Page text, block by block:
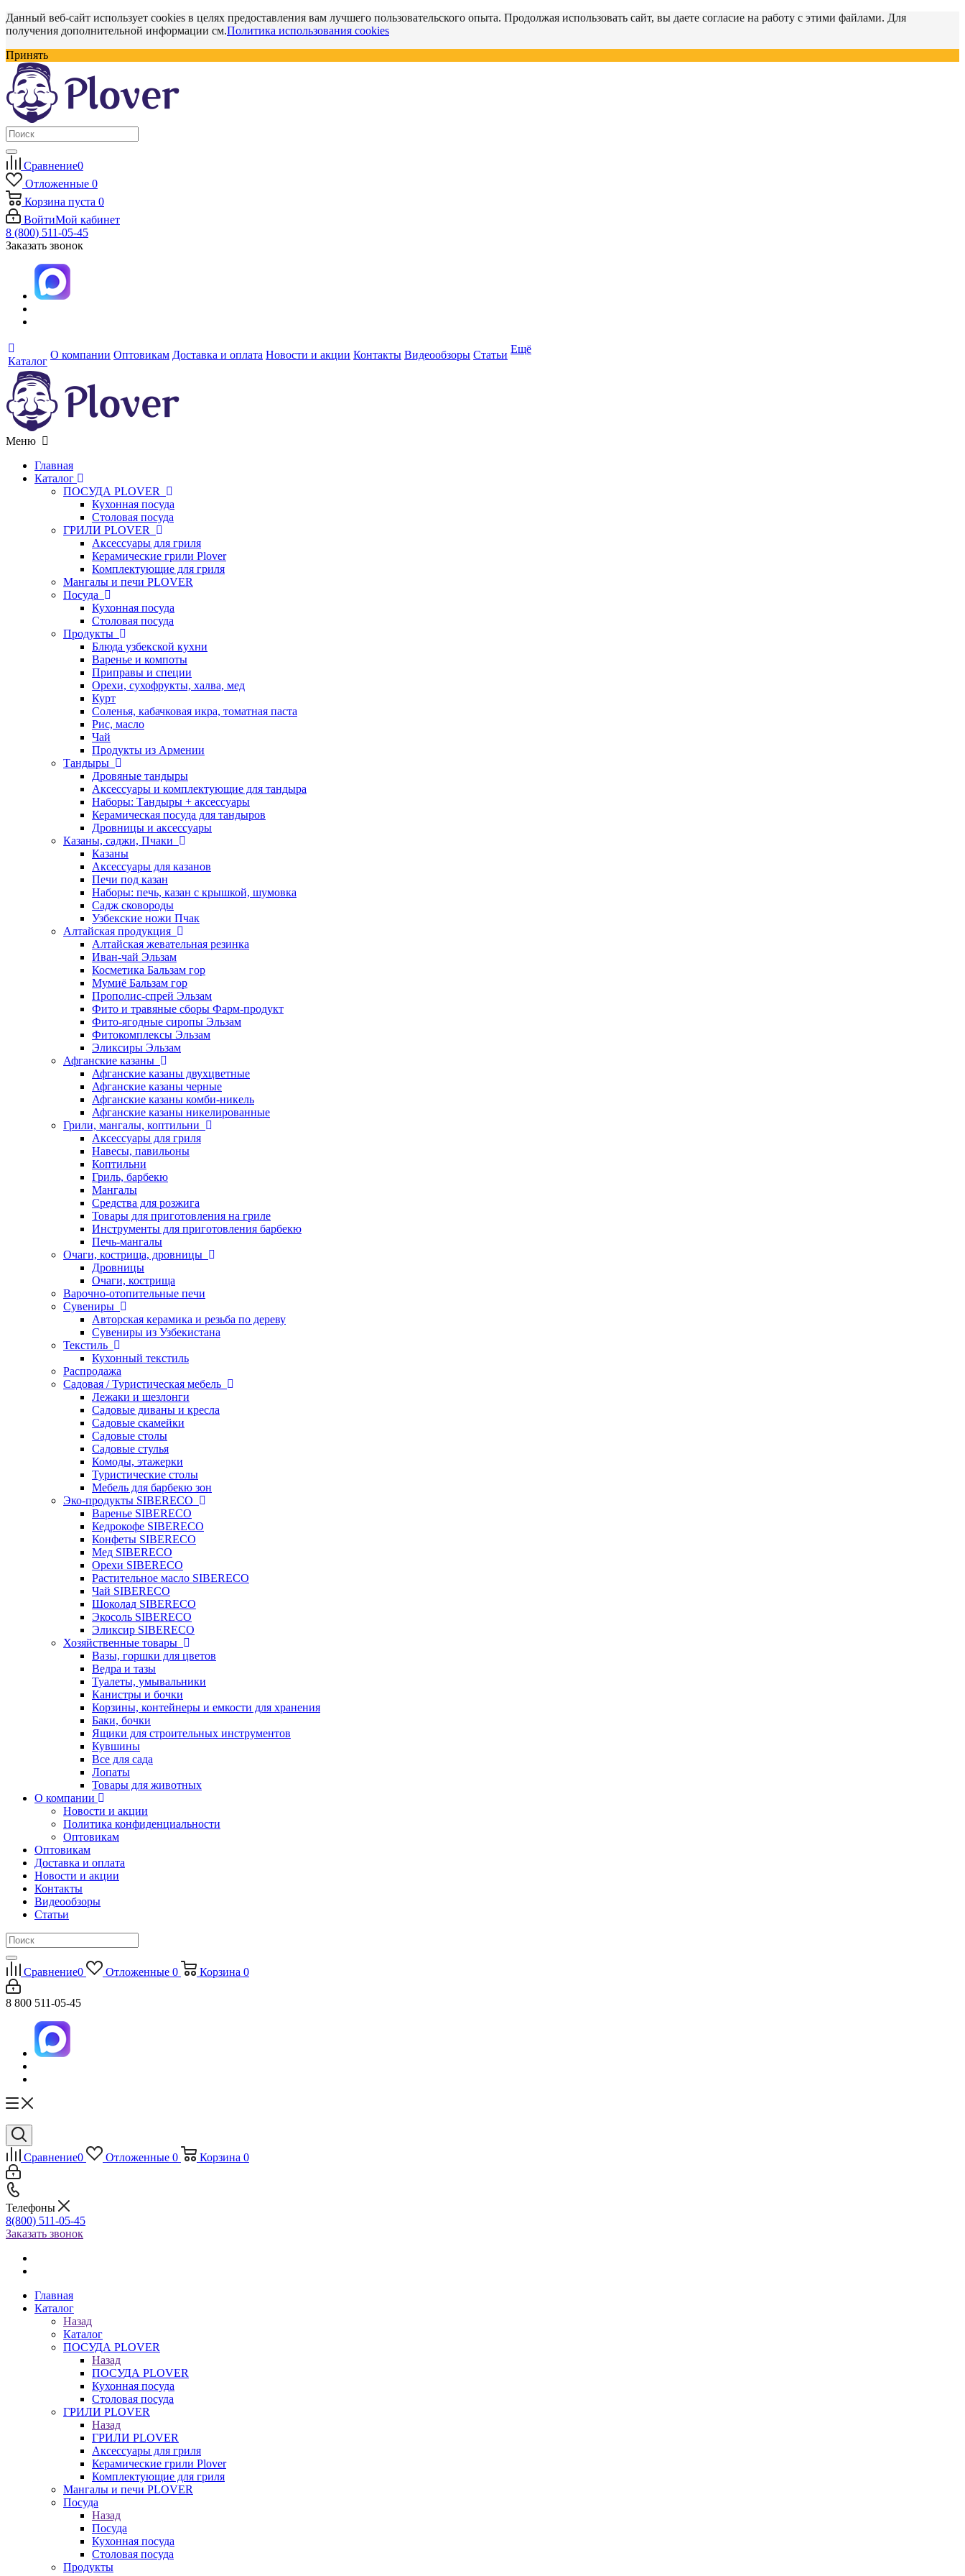
Данный веб-сайт использует cookies в целях предоставления вам лучшего пользовательского опыта. Продолжая использовать сайт, вы даете согласие на работу с этими файлами. Для
получения дополнительной информации см.Политика использования cookies
Принять
Сравнение0
Отложенные 0
Корзина пуста 0
ВойтиМой кабинет
8 (800) 511-05-45
Заказать звонок
Каталог
О компании Оптовикам Доставка и оплата Новости и акции Контакты Видеообзоры Статьи Ещё
Меню
Главная
Каталог
ПОСУДА PLOVER
Кухонная посуда
Столовая посуда
ГРИЛИ PLOVER
Аксессуары для гриля
Керамические грили Plover
Комплектующие для гриля
Мангалы и печи PLOVER
Посуда
Кухонная посуда
Столовая посуда
Продукты
Блюда узбекской кухни
Варенье и компоты
Приправы и специи
Орехи, сухофрукты, халва, мед
Курт
Соленья, кабачковая икра, томатная паста
Рис, масло
Чай
Продукты из Армении
Тандыры
Дровяные тандыры
Аксессуары и комплектующие для тандыра
Наборы: Тандыры + аксессуары
Керамическая посуда для тандыров
Дровницы и аксессуары
Казаны, саджи, Пчаки
Казаны
Аксессуары для казанов
Печи под казан
Наборы: печь, казан с крышкой, шумовка
Садж сковороды
Узбекские ножи Пчак
Алтайская продукция
Алтайская жевательная резинка
Иван-чай Эльзам
Косметика Бальзам гор
Мумиё Бальзам гор
Прополис-спрей Эльзам
Фито и травяные сборы Фарм-продукт
Фито-ягодные сиропы Эльзам
Фитокомплексы Эльзам
Эликсиры Эльзам
Афганские казаны
Афганские казаны двухцветные
Афганские казаны черные
Афганские казаны комби-никель
Афганские казаны никелированные
Грили, мангалы, коптильни
Аксессуары для гриля
Навесы, павильоны
Коптильни
Гриль, барбекю
Мангалы
Средства для розжига
Товары для приготовления на гриле
Инструменты для приготовления барбекю
Печь-мангалы
Очаги, кострища, дровницы
Дровницы
Очаги, кострища
Варочно-отопительные печи
Сувениры
Авторская керамика и резьба по дереву
Сувениры из Узбекистана
Текстиль
Кухонный текстиль
Распродажа
Садовая / Туристическая мебель
Лежаки и шезлонги
Садовые диваны и кресла
Садовые скамейки
Садовые столы
Садовые стулья
Комоды, этажерки
Туристические столы
Мебель для барбекю зон
Эко-продукты SIBERECO
Варенье SIBERECO
Кедрокофе SIBERECO
Конфеты SIBERECO
Мед SIBERECO
Орехи SIBERECO
Растительное масло SIBERECO
Чай SIBERECO
Шоколад SIBERECO
Экосоль SIBERECO
Эликсир SIBERECO
Хозяйственные товары
Вазы, горшки для цветов
Ведра и тазы
Туалеты, умывальники
Канистры и бочки
Корзины, контейнеры и емкости для хранения
Баки, бочки
Ящики для строительных инструментов
Кувшины
Все для сада
Лопаты
Товары для животных
О компании
Новости и акции
Политика конфиденциальности
Оптовикам
Оптовикам
Доставка и оплата
Новости и акции
Контакты
Видеообзоры
Статьи
Сравнение0 Отложенные 0 Корзина 0
8 800 511-05-45
Сравнение0 Отложенные 0 Корзина 0
Телефоны
8(800) 511-05-45
Заказать звонок
Главная
Каталог
Назад
Каталог
ПОСУДА PLOVER
Назад
ПОСУДА PLOVER
Кухонная посуда
Столовая посуда
ГРИЛИ PLOVER
Назад
ГРИЛИ PLOVER
Аксессуары для гриля
Керамические грили Plover
Комплектующие для гриля
Мангалы и печи PLOVER
Посуда
Назад
Посуда
Кухонная посуда
Столовая посуда
Продукты